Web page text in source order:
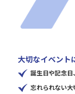
大切なイベント
誕生日や記念日
忘れられない大